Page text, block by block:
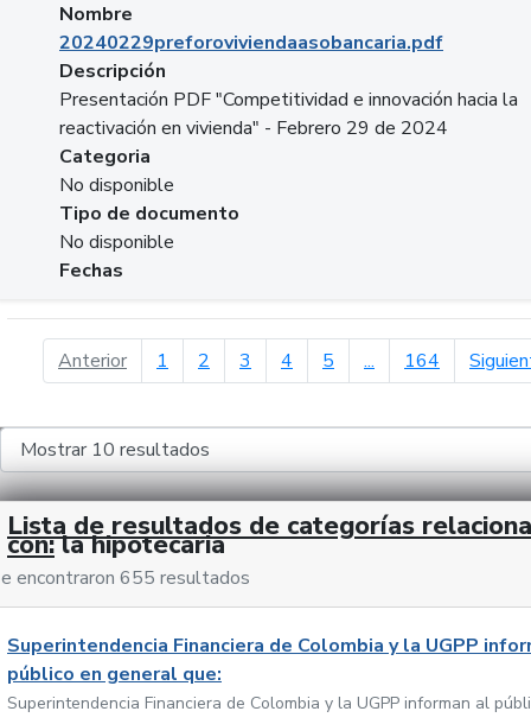
Nombre
20240229preforoviviendaasobancaria.pdf
Descripción
Presentación PDF "Competitividad e innovación hacia la
reactivación en vivienda" - Febrero 29 de 2024
Categoria
No disponible
Tipo de documento
No disponible
Fechas
Anteriorpágina anterior
1 2 3 4 5 ... 164
Lista de resultados de categorías
con: la hipotecaria
encontraron 655 resultados
Superintendencia Financiera de Colombia y la UGPP
público en general que:
Superintendencia Financiera de Colombia y la UGPP informan al